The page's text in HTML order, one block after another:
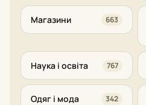
Магазини 663
Наука і освіта 767
Одяг і мода 342